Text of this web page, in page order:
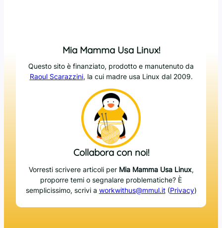
Mia Mamma Usa Linux!
Questo sito è finanziato, prodotto e manutenuto da
Raoul Scarazzini, la cui madre usa Linux dal 2009.
Collabora con noi!
Vorresti scrivere articoli per Mia Mamma Usa Linux,
proporre temi o segnalare problematiche? È
semplicissimo, scrivi a workwithus@mmul.it(Privacy)